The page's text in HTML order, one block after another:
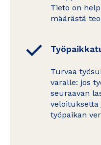
Tieto on
määrästä
Turvaa
varalle: jos
seuraavan
veloituksetta
työpaikan